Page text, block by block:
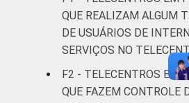
QUE REALIZAM ALGUM
DE USUÁRIOS DE
SERVIÇOS NO
F2 - TELECENTROS EM
QUE FAZEM CONTROLE